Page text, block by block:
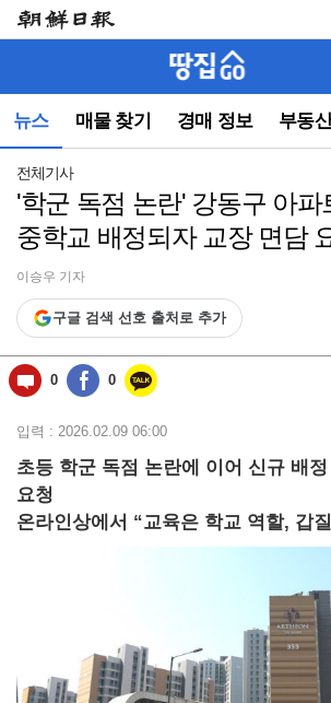
뉴스 매물 찾기 경매 정보 부동
뉴
(컨
동)
전체기사
'학군 독점 논란' 강동구 아파
중학교 배정되자 교장 면담
이승우 기자
구글 검색 선호 출처로 추가
0 0
입력 : 2026.02.09 06:00
초등 학군 독점 논란에 이어 신규 배
요청
온라인상에서 “교육은 학교 역할, 갑